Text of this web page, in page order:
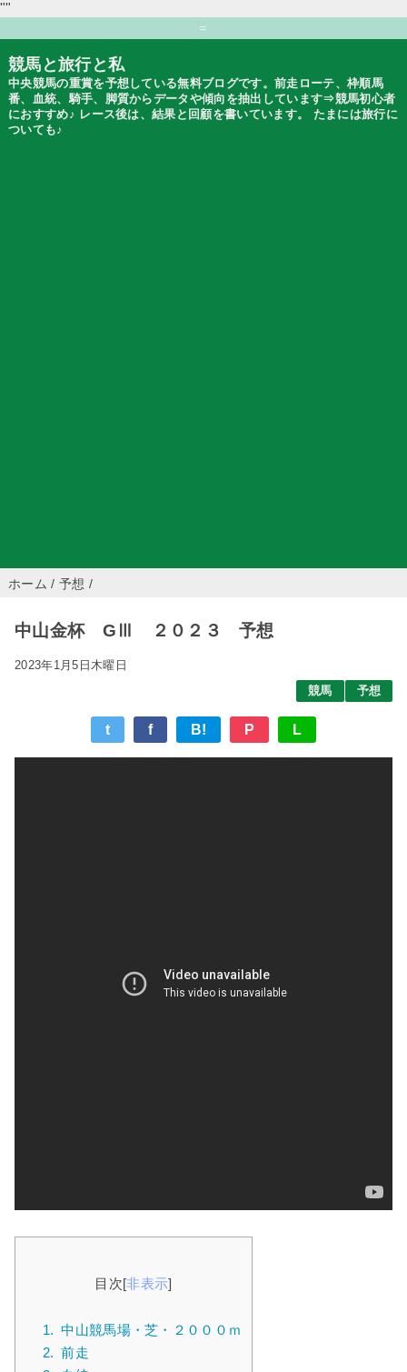
""
=
競馬と旅行と私
中央競馬の重賞を予想している無料ブログです。前走ローテ、枠順馬
番、血統、騎手、脚質からデータや傾向を抽出しています⇒競馬初心者
におすすめ♪ レース後は、結果と回顧を書いています。 たまには旅行に
ついても♪
ホーム / 予想 /
中山金杯 GⅢ ２０２３ 予想
2023年1月5日木曜日
競馬
予想
t f B! P L
目次[非表示]
1. 中山競馬場・芝・２０００ｍ
2. 前走